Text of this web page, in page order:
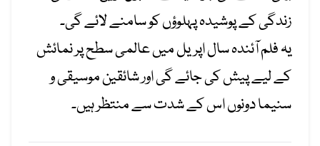
زندگی کے پوشیدہ پہلوؤں کو سامنے لائے گی۔
یہ فلم آئندہ سال اپریل میں عالمی سطح پر نمائش
کے لیے پیش کی جائے گی اور شائقین موسیقی و
سنیما دونوں اس کے شدت سے منتظر ہیں۔